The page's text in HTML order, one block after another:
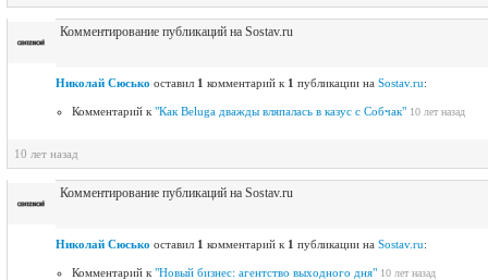
Комментирование публикаций на Sostav.ru
Николай Сюсько оставил 1 комментарий к 1 публикации на Sostav.ru:
Комментарий к "Как Beluga дважды вляпалась в казус с Собчак" 10 лет назад
10 лет назад
Комментирование публикаций на Sostav.ru
Николай Сюсько оставил 1 комментарий к 1 публикации на Sostav.ru:
Комментарий к "Новый бизнес: агентство выходного дня" 10 лет назад